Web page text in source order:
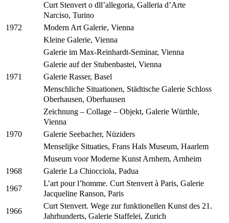
Curt Stenvert o dll’allegoria, Galleria d’Arte
Narciso, Turino
1972
Modern Art Galerie, Vienna
Kleine Galerie, Vienna
Galerie im Max-Reinhardt-Seminar, Vienna
Galerie auf der Stubenbastei, Vienna
1971
Galerie Rasser, Basel
Menschliche Situationen, Städtische Galerie Schloss
Oberhausen, Oberhausen
Zeichnung – Collage – Objekt, Galerie Würthle,
Vienna
1970
Galerie Seebacher, Nüziders
Menselijke Situaties, Frans Hals Museum, Haarlem
Museum voor Moderne Kunst Arnhem, Arnheim
1968 Galerie La Chiocciola, Padua
1967
L’art pour l’homme. Curt Stenvert à Paris, Galerie
Jacqueline Ranson, Paris
1966
Curt Stenvert. Wege zur funktionellen Kunst des 21.
Jahrhunderts, Galerie Staffelei, Zurich